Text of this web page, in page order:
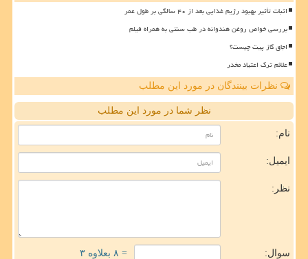
اثبات تأثیر بهبود رژیم غذایی بعد از ۴۰ سالگی بر طول عمر
بررسی خواص روغن هندوانه در طب سنتی به همراه فیلم
اجاق گاز پیت چیست؟
علائم ترک اعتیاد مخدر
نظرات بینندگان در مورد این مطلب
نظر شما در مورد این مطلب
نام:
ایمیل:
نظر:
سوال: = ۸ بعلاوه ۳